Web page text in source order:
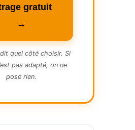
gratuit
→
quel côté choisir. Si
pas adapté, on ne
pose rien.